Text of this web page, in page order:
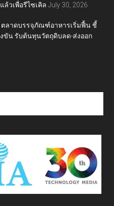
วเพื่อรีไซเคิล July 30, 2026
ตลาดบรรจุภัณฑ์อาหารเริ่มฟื้น ชี้
ขัน รับต้นทุนวัตถุดิบลด-ส่งออก